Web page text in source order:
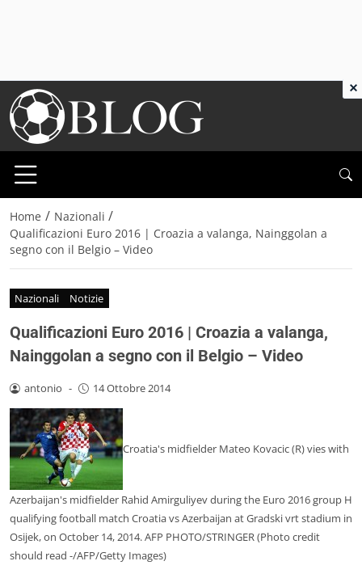
Home / Nazionali /
Qualificazioni Euro 2016 | Croazia a valanga, Nainggolan a
segno con il Belgio – Video
Nazionali Notizie
Qualificazioni Euro 2016 | Croazia a valanga,
Nainggolan a segno con il Belgio – Video
antonio - 14 Ottobre 2014
Croatia's midfielder Mateo Kovacic (R) vies with
Azerbaijan's midfielder Rahid Amirguliyev during the Euro 2016 group H
qualifying football match Croatia vs Azerbaijan at Gradski vrt stadium in
Osijek, on October 14, 2014. AFP PHOTO/STRINGER (Photo credit
should read -/AFP/Getty Images)
×